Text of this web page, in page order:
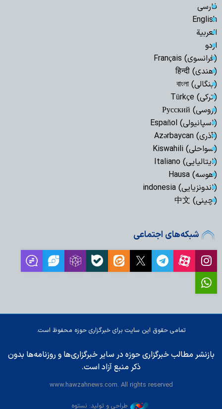
فارسی
English
العربیة
اردو
(فرانسوی) Français
(هندی) हिन्दी
(بنگالی) বাংলা
(ترکی) Türkçe
(روسی) Русский
(اسپانیولی) Español
(آذری) Azərbaycan
(سواحلی) Kiswahili
(ایتالیایی) Italiano
(هوسه) Hausa
(اندونزیایی) indonesia
(چینی) 中文
شبکه‌های اجتماعی
تمامی حقوق این سایت برای خبرگزاری حوزه محفوظ است.
بازنشر مطالب خبرگزاری حوزه در سایر خبرگزاری‌ها و روزنامه‌ها بدون
ذکر منبع آزاد است.
www.hawzahnews.com. All rights reserved
طراحی و تولید: نستوه